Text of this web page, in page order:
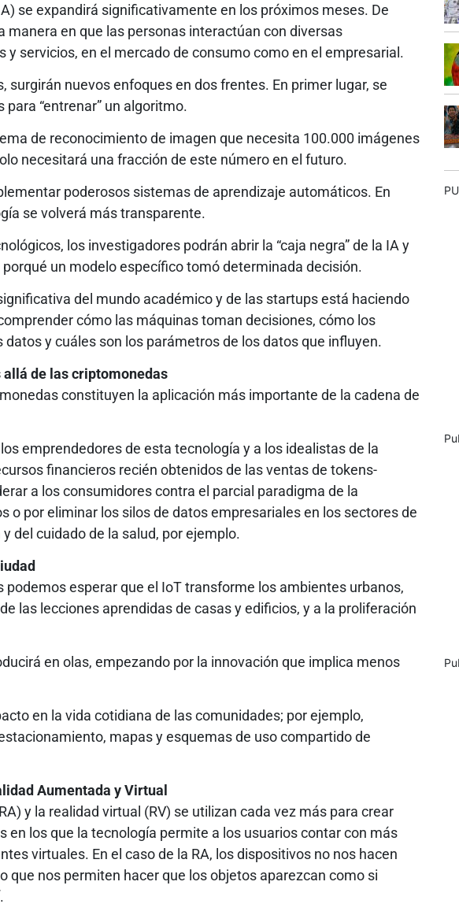
se expandirá significativamente en los próximos meses. De
manera en que las personas interactúan con diversas
y servicios, en el mercado de consumo como en el empresarial.
surgirán nuevos enfoques en dos frentes. En primer lugar, se
“entrenar” un algoritmo.
de reconocimiento de imagen que necesita 100.000 imágenes
necesitará una fracción de este número en el futuro.
poderosos sistemas de aprendizaje automáticos. En
se volverá más transparente.
los investigadores podrán abrir la “caja negra” de la IA y
un modelo específico tomó determinada decisión.
del mundo académico y de las startups está haciendo
cómo las máquinas toman decisiones, cómo los
datos y cuáles son los parámetros de los datos que influyen.
allá de las criptomonedas
constituyen la aplicación más importante de la cadena de
emprendedores de esta tecnología y a los idealistas de la
financieros recién obtenidos de las ventas de tokens-
a los consumidores contra el parcial paradigma de la
o por eliminar los silos de datos empresariales en los sectores de
del cuidado de la salud, por ejemplo.
podemos esperar que el IoT transforme los ambientes urbanos,
las lecciones aprendidas de casas y edificios, y a la proliferación
en olas, empezando por la innovación que implica menos
en la vida cotidiana de las comunidades; por ejemplo,
mapas y esquemas de uso compartido de
Aumentada y Virtual
y la realidad virtual (RV) se utilizan cada vez más para crear
en los que la tecnología permite a los usuarios contar con más
virtuales. En el caso de la RA, los dispositivos no nos hacen
que nos permiten hacer que los objetos aparezcan como si